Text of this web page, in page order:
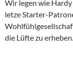
Wir legen wie
letze Starter-
die Lüfte zu